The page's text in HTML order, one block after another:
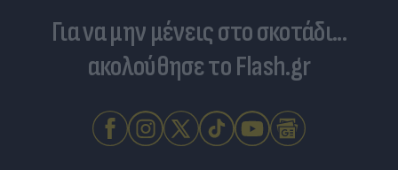
Για να μην μένεις στο σκοτάδι...
ακολούθησε το Flash.gr